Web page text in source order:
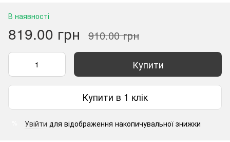
В наявності
819.00 грн 910.00 грн
Купити
Купити в 1 клік
Увійти для відображення накопичувальної знижки